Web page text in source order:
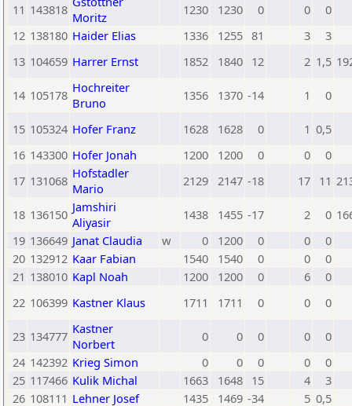
11 143818 Moritz
1230 1230 0 0
0
12 138180 Haider Elias 1336 1255 81 3
3
13 104659 Harrer Ernst 1852 1840 12 2 1,5
14 105178 Hochreiter
Bruno
1356 1370 -14 1 0
15 105324 Hofer Franz 1628 1628 0 1 0,5
16 143300 Hofer Jonah 1200 1200 0 0
0
17 131068 Hofstadler
Mario
2129 2147 -18 17 11
18 136150 Jamshiri
Aliyasir
1438 1455 -17 2 0
19 136649 Janat Claudia w 0 1200 0 0
0
20 132912 Kaar Fabian 1540 1540 0 0
0
21 138010 Kapl Noah 1200 1200 0 6
0
22 106399 Kastner Klaus 1711 1711 0 0 0
23 134777 Kastner
Norbert
0 0 0 0
0
24 142392 Krieg Simon 0 0 0 0
0
25 117466 Kulik Michal 1663 1648 15 4
3
26 108111 Lehner Josef 1435 1469 -34 5 0,5